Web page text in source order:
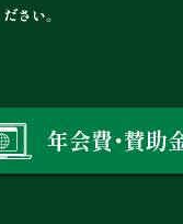
さい。
年会費・賛助